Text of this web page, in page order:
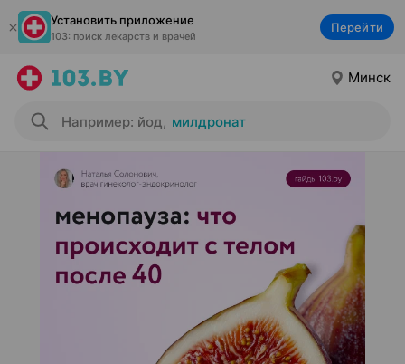
Установить приложение
103: поиск лекарств и врачей
Перейти
Минск
Например: йод, милдронат